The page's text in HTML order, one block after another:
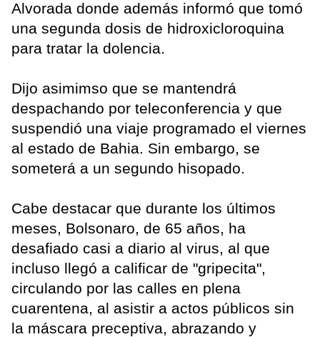
Alvorada donde además informó que tomó
una segunda dosis de hidroxicloroquina
para tratar la dolencia.
Dijo asimimso que se mantendrá
despachando por teleconferencia y que
suspendió una viaje programado el viernes
al estado de Bahia. Sin embargo, se
someterá a un segundo hisopado.
Cabe destacar que durante los últimos
meses, Bolsonaro, de 65 años, ha
desafiado casi a diario al virus, al que
incluso llegó a calificar de "gripecita",
circulando por las calles en plena
cuarentena, al asistir a actos públicos sin
la máscara preceptiva, abrazando y